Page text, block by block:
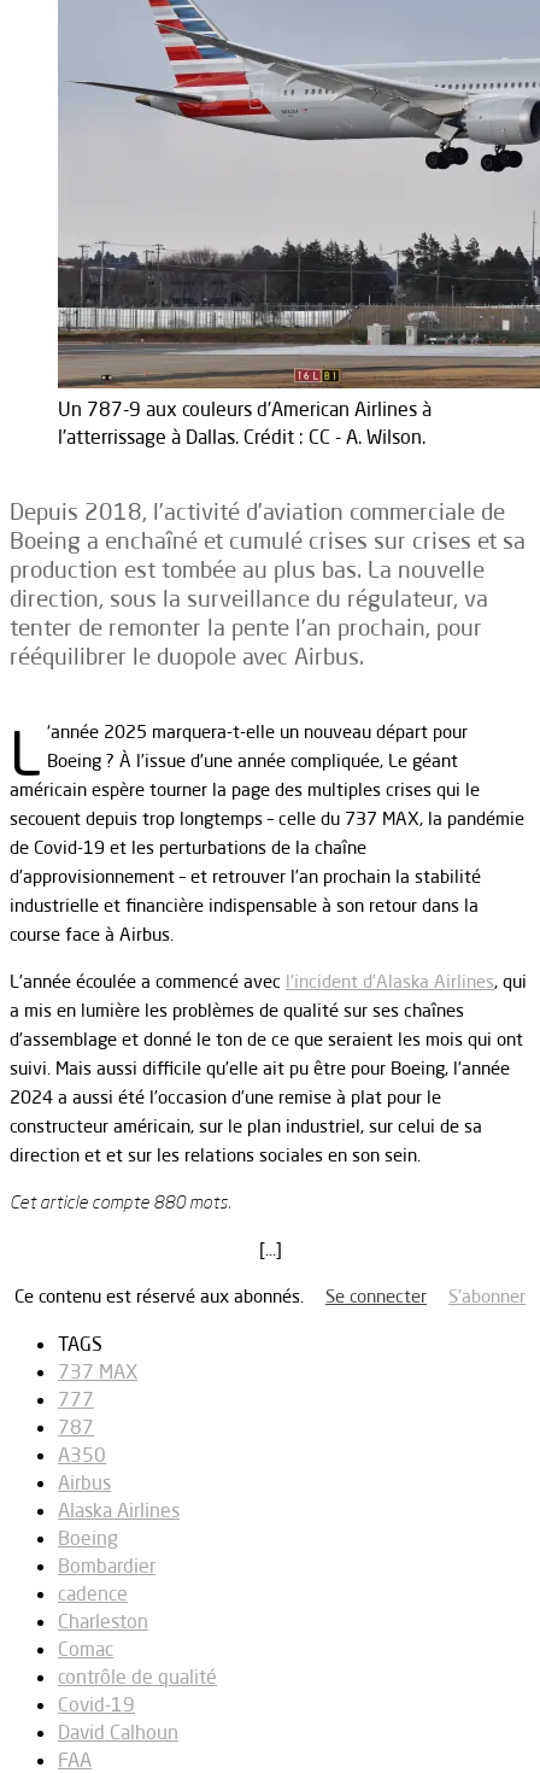
Un 787-9 aux couleurs d'American Airlines à
l'atterrissage à Dallas. Crédit : CC - A. Wilson.
Depuis 2018, l’activité d’aviation commerciale de
Boeing a enchaîné et cumulé crises sur crises et sa
production est tombée au plus bas. La nouvelle
direction, sous la surveillance du régulateur, va
tenter de remonter la pente l’an prochain, pour
rééquilibrer le duopole avec Airbus.
L ‘année 2025 marquera-t-elle un nouveau départ pour
Boeing ? À l’issue d’une année compliquée, Le géant
américain espère tourner la page des multiples crises qui le
secouent depuis trop longtemps – celle du 737 MAX, la pandémie
de Covid-19 et les perturbations de la chaîne
d’approvisionnement – et retrouver l’an prochain la stabilité
industrielle et financière indispensable à son retour dans la
course face à Airbus.
L’année écoulée a commencé avec l’incident d’Alaska Airlines, qui
a mis en lumière les problèmes de qualité sur ses chaînes
d’assemblage et donné le ton de ce que seraient les mois qui ont
suivi. Mais aussi difficile qu’elle ait pu être pour Boeing, l’année
2024 a aussi été l’occasion d’une remise à plat pour le
constructeur américain, sur le plan industriel, sur celui de sa
direction et et sur les relations sociales en son sein.
Cet article compte 880 mots.
[…]
Ce contenu est réservé aux abonnés. Se connecter S’abonner
TAGS
737 MAX
777
787
A350
Airbus
Alaska Airlines
Boeing
Bombardier
cadence
Charleston
Comac
contrôle de qualité
Covid-19
David Calhoun
FAA